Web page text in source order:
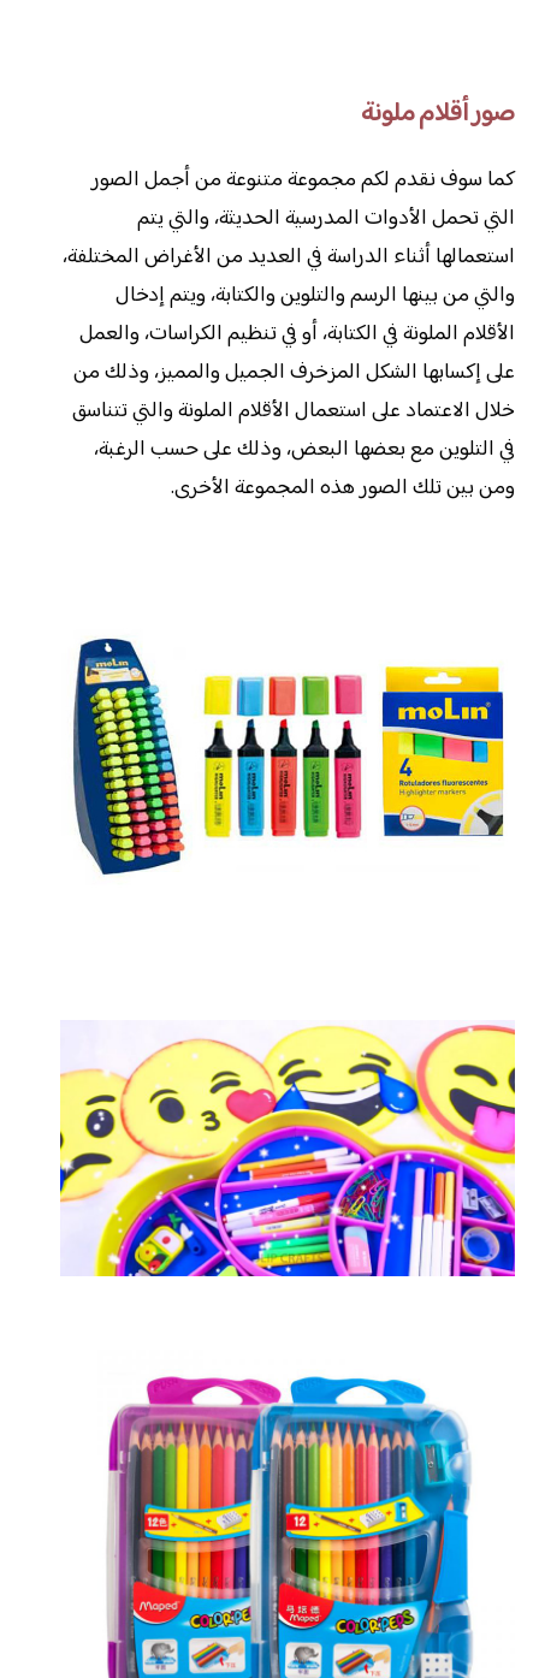
صور أقلام ملونة
كما سوف نقدم لكم مجموعة متنوعة من أجمل الصور
التي تحمل الأدوات المدرسية الحديثة، والتي يتم
استعمالها أثناء الدراسة في العديد من الأغراض المختلفة،
والتي من بينها الرسم والتلوين والكتابة، ويتم إدخال
الأقلام الملونة في الكتابة، أو في تنظيم الكراسات، والعمل
على إكسابها الشكل المزخرف الجميل والمميز، وذلك من
خلال الاعتماد على استعمال الأقلام الملونة والتي تتناسق
في التلوين مع بعضها البعض، وذلك على حسب الرغبة،
ومن بين تلك الصور هذه المجموعة الأخرى.